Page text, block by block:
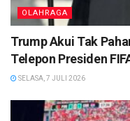
OLAHRAGA
Trump Akui Tak
Telepon Presiden
SELASA, 7 JULI 2026